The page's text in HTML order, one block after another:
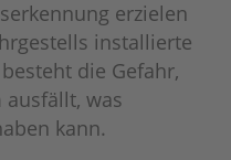
erzielen
installierte
die Gefahr,
ausfällt, was
kann.